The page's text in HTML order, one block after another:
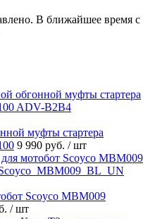
В ближайшее время с
муфты стартера
9 990 руб. / шт
Scoyco MBM009
/ шт